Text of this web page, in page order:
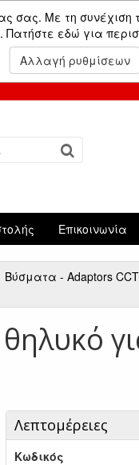
σας. Με τη συνέχιση
Πατήστε εδώ για
Αλλαγή ρυθμίσεων
Επικοινωνία
Βύσματα - Adaptors
Λεπτομέρειες
Κωδικός